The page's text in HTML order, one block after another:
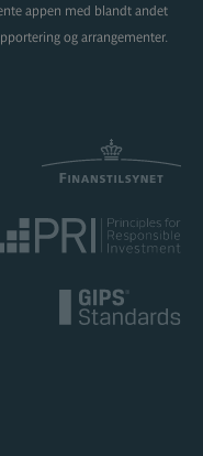
appen med blandt andet
og arrangementer.